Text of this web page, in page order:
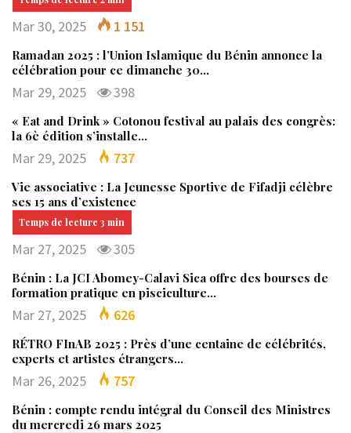
Mar 30, 2025 1 151
Ramadan 2025 : l’Union Islamique du Bénin annonce la
célébration pour ce dimanche 30…
Mar 29, 2025 398
« Eat and Drink » Cotonou festival au palais des congrès:
la 6è édition s’installe…
Mar 29, 2025 737
Vie associative : La Jeunesse Sportive de Fifadji célèbre
ses 15 ans d’existence
Mar 27, 2025 305
Bénin : La JCI Abomey-Calavi Sica offre des bourses de
formation pratique en pisciculture…
Mar 27, 2025 626
RÉTRO FInAB 2025 : Près d’une centaine de célébrités,
experts et artistes étrangers…
Mar 26, 2025 757
Bénin : compte rendu intégral du Conseil des Ministres
du mercredi 26 mars 2025